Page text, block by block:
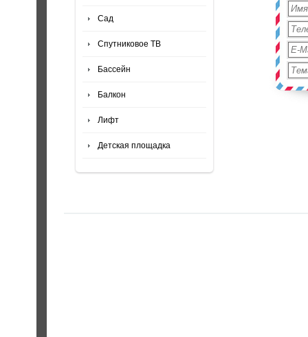
Сад
Спутниковое ТВ
Бассейн
Балкон
Лифт
Детская площадка